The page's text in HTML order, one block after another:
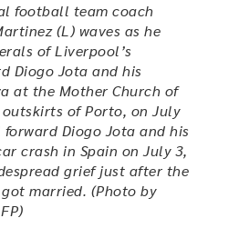
football team coach
(L) waves as he
of Liverpool’s
Diogo Jota and his
at the Mother Church of
of Porto, on July
Diogo Jota and his
crash in Spain on July 3,
grief just after the
married. (Photo by